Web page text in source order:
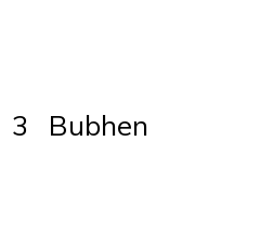
3 Bubhen